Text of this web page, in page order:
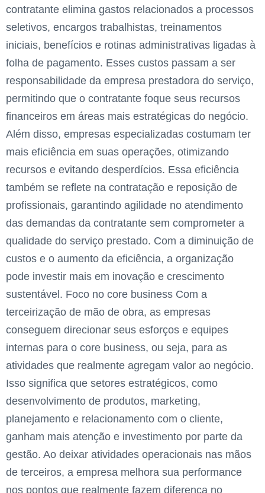
contratante elimina gastos relacionados a processos
seletivos, encargos trabalhistas, treinamentos
iniciais, benefícios e rotinas administrativas ligadas à
folha de pagamento. Esses custos passam a ser
responsabilidade da empresa prestadora do serviço,
permitindo que o contratante foque seus recursos
financeiros em áreas mais estratégicas do negócio.
Além disso, empresas especializadas costumam ter
mais eficiência em suas operações, otimizando
recursos e evitando desperdícios. Essa eficiência
também se reflete na contratação e reposição de
profissionais, garantindo agilidade no atendimento
das demandas da contratante sem comprometer a
qualidade do serviço prestado. Com a diminuição de
custos e o aumento da eficiência, a organização
pode investir mais em inovação e crescimento
sustentável. Foco no core business Com a
terceirização de mão de obra, as empresas
conseguem direcionar seus esforços e equipes
internas para o core business, ou seja, para as
atividades que realmente agregam valor ao negócio.
Isso significa que setores estratégicos, como
desenvolvimento de produtos, marketing,
planejamento e relacionamento com o cliente,
ganham mais atenção e investimento por parte da
gestão. Ao deixar atividades operacionais nas mãos
de terceiros, a empresa melhora sua performance
nos pontos que realmente fazem diferença no